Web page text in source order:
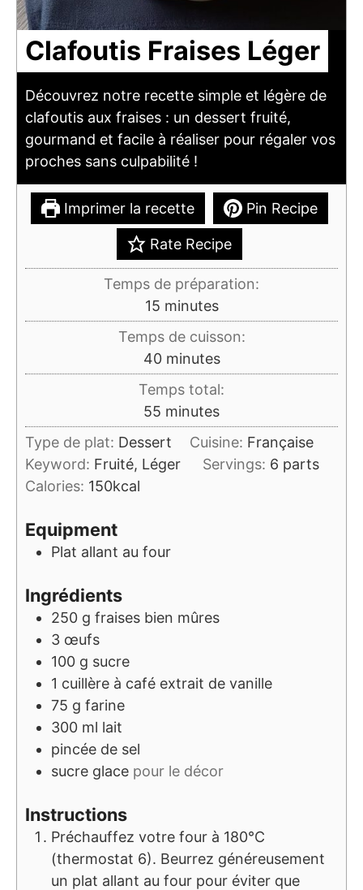
Clafoutis Fraises Léger
Découvrez notre recette simple et légère de
clafoutis aux fraises : un dessert fruité,
gourmand et facile à réaliser pour régaler vos
proches sans culpabilité !
Imprimer la recette Pin Recipe
Rate Recipe
Temps de préparation:
15minutes
minutes
Temps de cuisson:
40minutes
minutes
Temps total:
55 minutes
minutes
Type de plat: Dessert Cuisine: Française
Keyword: Fruité, Léger Servings: 6 parts
Calories: 150kcal
Equipment
Plat allant au four
Ingrédients
250 g fraises bien mûres
3 œufs
100 g sucre
1 cuillère à café extrait de vanille
75 g farine
300 ml lait
pincée de sel
sucre glace pour le décor
Instructions
Préchauffez votre four à 180°C
(thermostat 6). Beurrez généreusement
un plat allant au four pour éviter que